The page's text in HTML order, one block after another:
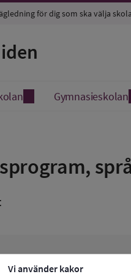
Vi använder kakor
för dig som ska välja
Gymnasieskolan
arrow_forward